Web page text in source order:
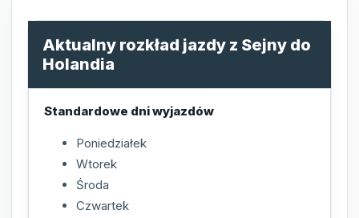
Aktualny rozkład jazdy z Sejny do
Holandia
Standardowe dni wyjazdów
Poniedziałek
Wtorek
Środa
Czwartek